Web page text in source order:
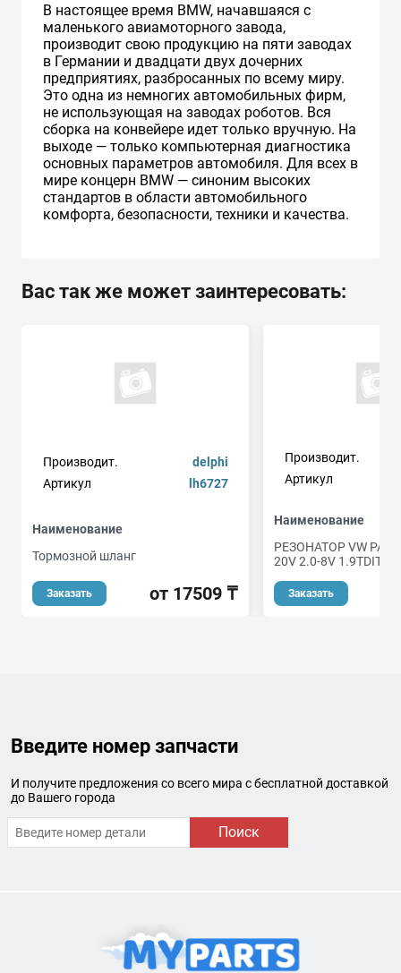
В настоящее время BMW, начавшаяся с
маленького авиамоторного завода,
производит свою продукцию на пяти заводах
в Германии и двадцати двух дочерних
предприятиях, разбросанных по всему миру.
Это одна из немногих автомобильных фирм,
не использующая на заводах роботов. Вся
сборка на конвейере идет только вручную. На
выходе — только компьютерная диагностика
основных параметров автомобиля. Для всех в
мире концерн BMW — синоним высоких
стандартов в области автомобильного
комфорта, безопасности, техники и качества.
Вас так же может заинтересовать:
Производит.
delphi
Артикул
lh6727
Наименование
Тормозной шланг
Заказать от 17509 ₸
Производит.
Артикул
Наименование
РЕЗОНАТОР VW
20V 2.0-8V 1.9TDITD
Заказать
Введите номер запчасти
И получите предложения со всего мира с бесплатной доставкой
до Вашего города
Поиск